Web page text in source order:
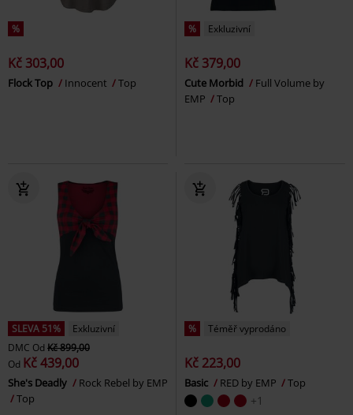
%
Kč 303,00
Flock Top Innocent Top
% Exkluzivní
Kč 379,00
Cute Morbid
Full Volume by
EMP
Top
SLEVA 51%
Exkluzivní
DMC Od Kč 899,00
Od Kč 439,00
She's Deadly
Rock Rebel by EMP
Top
% Téměř vyprodáno
Kč 223,00
Basic RED by EMP Top
+1